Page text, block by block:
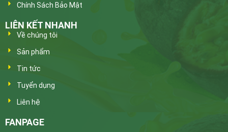
Chính Sách Bảo Mật
LIÊN KẾT NHANH
Về chúng tôi
Sản phẩm
Tin tức
Tuyển dụng
Liên hệ
FANPAGE